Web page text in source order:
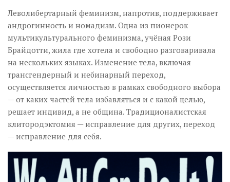
Леволибертарный феминизм, напротив, поддерживает
андрогинность и номадизм. Одна из пионерок
мультикультурального феминизма, учёная Рози
Брайдотти, жила где хотела и свободно разговаривала
на нескольких языках. Изменение тела, включая
трансгендерный и небинарный переход,
осуществляется личностью в рамках свободного выбора
— от каких частей тела избавляться и с какой целью,
решает индивид, а не община. Традиционалистская
клитородэктомия — исправление для других, переход
— исправление для себя.